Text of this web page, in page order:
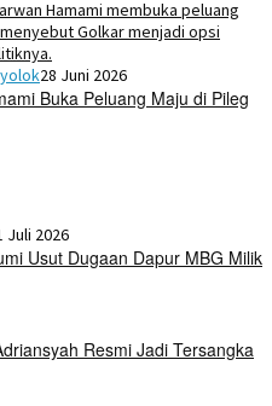
28 Juni 2026
Buka Peluang Maju di Pileg
Juli 2026
Usut Dugaan Dapur MBG Milik
Resmi Jadi Tersangka